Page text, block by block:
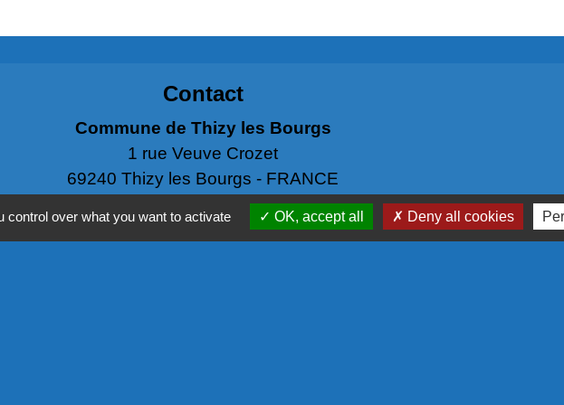
Contact
Commune de Thizy les Bourgs
1 rue Veuve Crozet
69240 Thizy les Bourgs - FRANCE
+33 4 74 64 65 90
Contact par formulaire
over what you want to activate OK, accept all Deny all cookies